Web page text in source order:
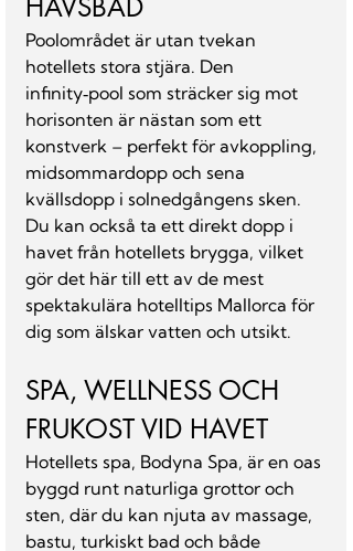
HAVSBAD
Poolområdet är utan tvekan
hotellets stora stjära. Den
infinity‑pool som sträcker sig mot
horisonten är nästan som ett
konstverk – perfekt för avkoppling,
midsommardopp och sena
kvällsdopp i solnedgångens sken.
Du kan också ta ett direkt dopp i
havet från hotellets brygga, vilket
gör det här till ett av de mest
spektakulära hotelltips Mallorca för
dig som älskar vatten och utsikt.
SPA, WELLNESS OCH
FRUKOST VID HAVET
Hotellets spa, Bodyna Spa, är en oas
byggd runt naturliga grottor och
sten, där du kan njuta av massage,
bastu, turkiskt bad och både